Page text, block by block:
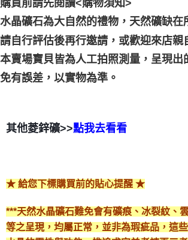
購買前請先閱讀<購物須知>
水晶礦石為大自然的禮物，天然礦缺在
請自行評估後再行邀請，或歡迎來店
本賣場寶貝皆為人工拍照測量，呈現出
免有誤差，以實物為準。
其他菱鋅礦>>點我去看看
★ 給您下標購買前的貼心提醒 ★
***天然水晶礦石難免會有礦痕、冰裂紋、
等之呈現，均屬正常，並非為瑕疵品，這